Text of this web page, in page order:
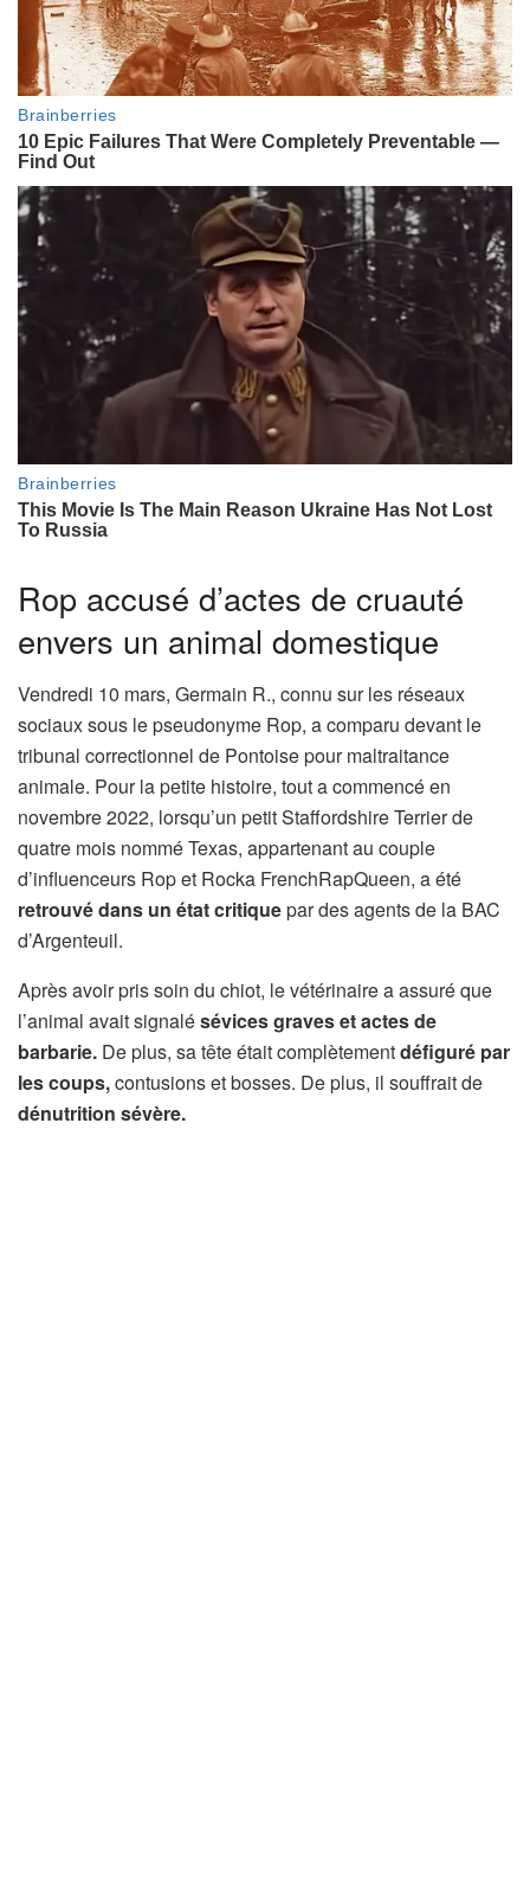
Rop accusé d’actes de cruauté
envers un animal domestique
Vendredi 10 mars, Germain R., connu sur les réseaux
sociaux sous le pseudonyme Rop, a comparu devant le
tribunal correctionnel de Pontoise pour maltraitance
animale. Pour la petite histoire, tout a commencé en
novembre 2022, lorsqu’un petit Staffordshire Terrier de
quatre mois nommé Texas, appartenant au couple
d’influenceurs Rop et Rocka FrenchRapQueen, a été
retrouvé dans un état critiquepar des agents de la BAC
d’Argenteuil.
Après avoir pris soin du chiot, le vétérinaire a assuré que
l’animal avait signalésévices graves et actes de
barbarie. De plus, sa tête était complètementdéfiguré par
les coups,contusions et bosses. De plus, il souffrait de
dénutrition sévère.